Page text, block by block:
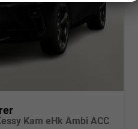
Kam eHk Ambi ACC